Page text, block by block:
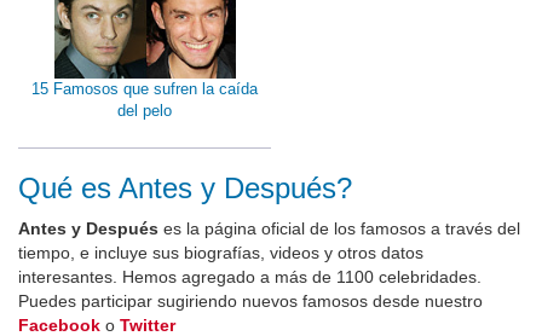
15 Famosos que sufren la caída
del pelo
Qué es Antes y Después?
Antes y Después es la página oficial de los famosos a través del
tiempo, e incluye sus biografías, videos y otros datos
interesantes. Hemos agregado a más de 1100 celebridades.
Puedes participar sugiriendo nuevos famosos desde nuestro
Facebook o Twitter